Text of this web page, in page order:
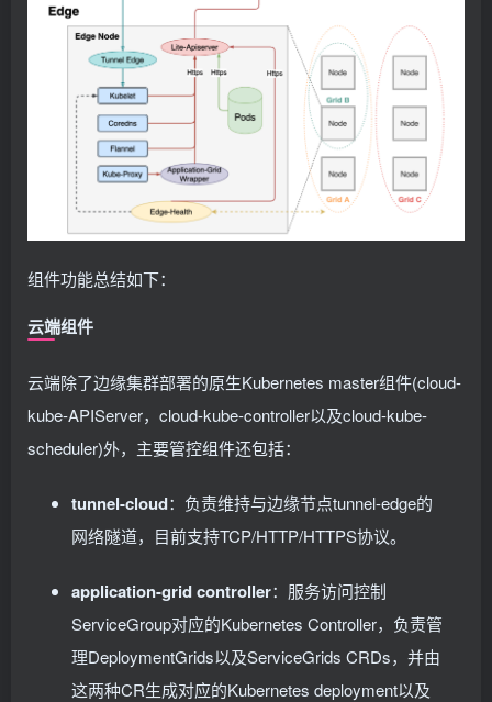
组件功能总结如下：
云端组件
云端除了边缘集群部署的原生Kubernetes master组件(cloud-
kube-APIServer，cloud-kube-controller以及cloud-kube-
scheduler)外，主要管控组件还包括：
tunnel-cloud：负责维持与边缘节点tunnel-edge的
网络隧道，目前支持TCP/HTTP/HTTPS协议。
application-grid controller：服务访问控制
ServiceGroup对应的Kubernetes Controller，负责管
理DeploymentGrids以及ServiceGrids CRDs，并由
这两种CR生成对应的Kubernetes deployment以及